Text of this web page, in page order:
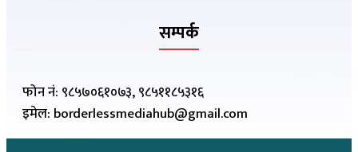
सम्पर्क
फोन नं: ९८५७०६१०७३, ९८५११८५३१६
इमेल: borderlessmediahub@gmail.com